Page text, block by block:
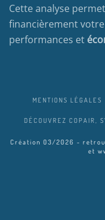
Cette analyse
financièrement
performances et
MENTIONS LÉGALES
DÉCOUVREZ COPAIR,
Création 03/2026 -
et